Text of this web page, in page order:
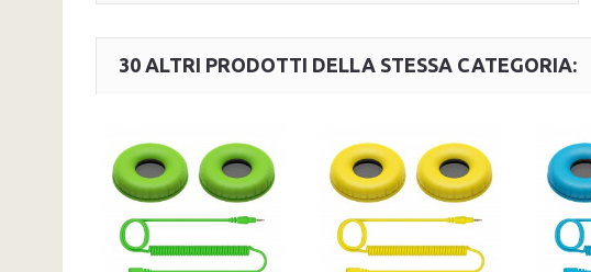
30 ALTRI PRODOTTI DELLA STESSA CATEGORIA: